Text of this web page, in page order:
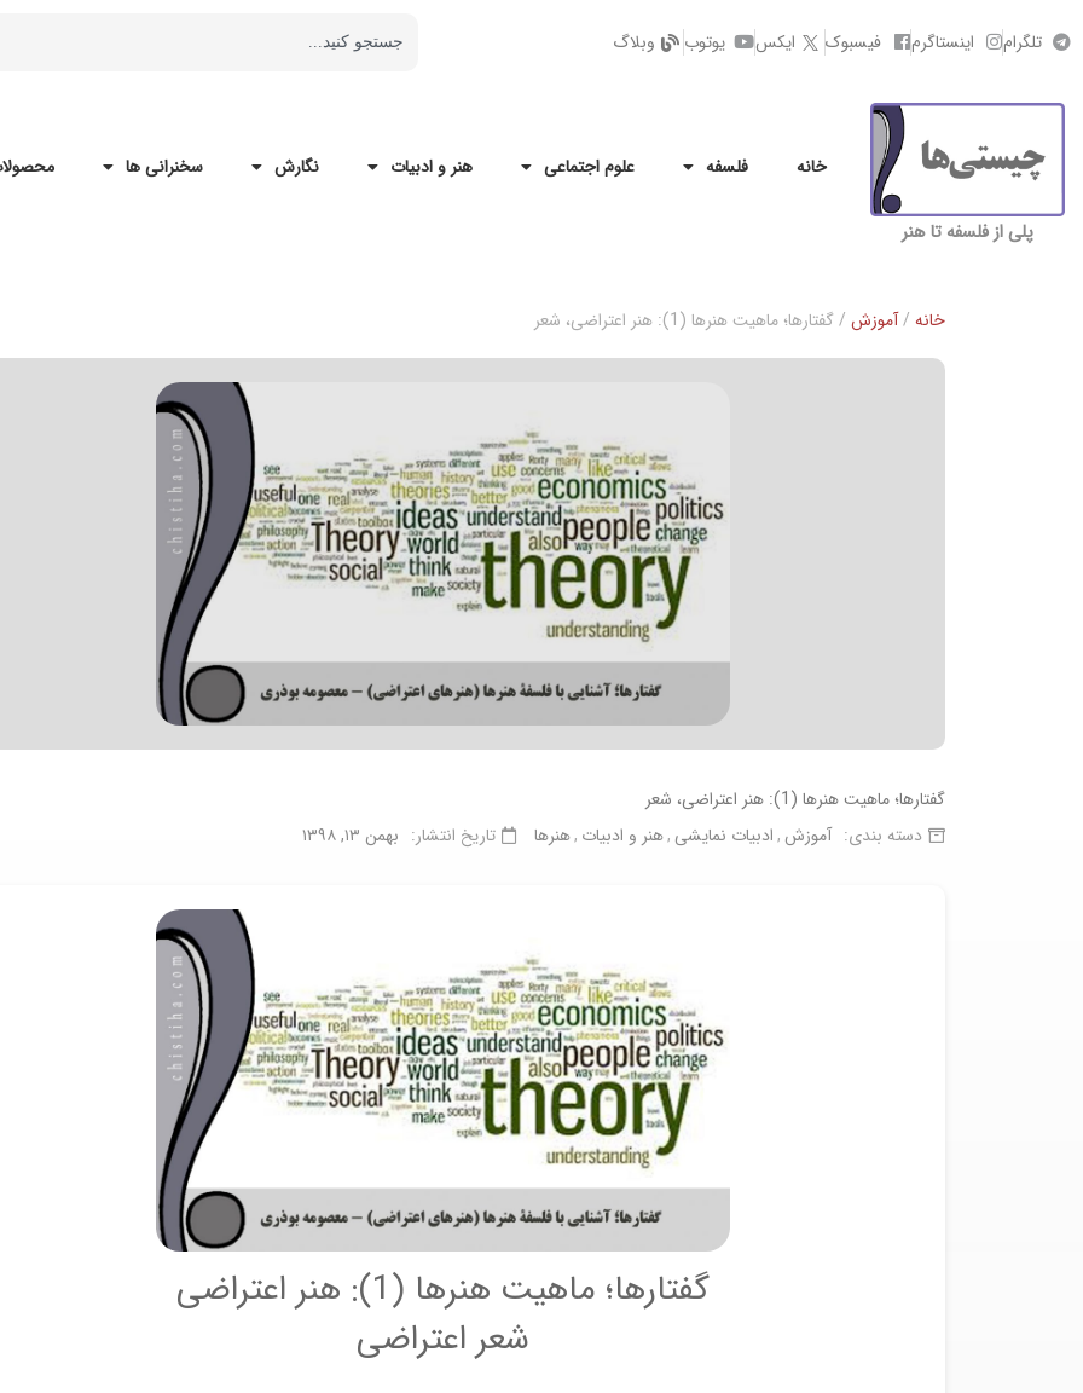
تلگرام اینستاگرم فیسبوک ایکس یوتوب وبلاگ
پلی از فلسفه تا هنر
خانه فلسفه علوم اجتماعی هنر و ادبیات نگارش سخنرانی ها
خانه /آموزش / گفتارها؛ ماهیت هنرها (1): هنر اعتراضی، شعر
گفتارها؛ ماهیت هنرها (1): هنر اعتراضی، شعر
دسته بندی: آموزش ادبیات نمایشی هنر و ادبیات هنرها تاریخ انتشار: بهمن ۱۳, ۱۳۹۸
گفتارها؛ ماهیت هنرها (1): هنر اعتراضی
شعر اعتراضی